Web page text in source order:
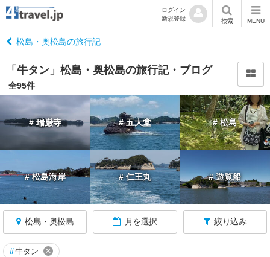
ログイン
新規登録
検索 MENU
松島・奥松島の旅行記
「牛タン」松島・奥松島の旅行記・ブログ
全95件
# 瑞巌寺 # 五大堂 # 松島
# 松島海岸 # 仁王丸 # 遊覧船
松島・奥松島 月を選択 絞り込み
城
戻
宮
べ
て
#牛タン ×